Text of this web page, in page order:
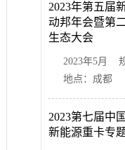
2023年第五届
动邦年会暨第
生态大会
2023年5月
地点：成都
2023第七届中
新能源重卡专